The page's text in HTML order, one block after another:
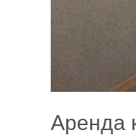
Аренда